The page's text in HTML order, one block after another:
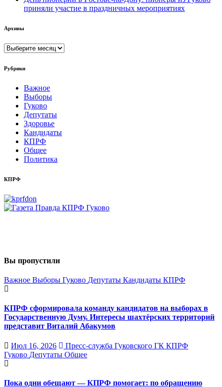
приняли участие в праздничных мероприятиях
Архивы
Архивы
Рубрики
Важное
Выборы
Гуково
Депутаты
Здоровье
Кандидаты
КПРФ
Общее
Политика
КПРФ
Вы пропустили
Важное Выборы Гуково Депутаты Кандидаты КПРФ
КПРФ сформировала команду кандидатов на выборах в
Государственную Думу. Интересы шахтёрских территорий
представит Виталий Абакумов
Июл 16, 2026
Пресс-служба Гуковского ГК КПРФ
Гуково Депутаты Общее
Пока одни обещают — КПРФ помогает: по обращению